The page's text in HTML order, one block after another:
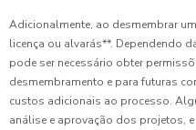
Adicionalmente, ao desmembrar
licença ou alvarás**. Dependendo
pode ser necessário obter
desmembramento e para futuras
custos adicionais ao processo.
análise e aprovação dos projetos,